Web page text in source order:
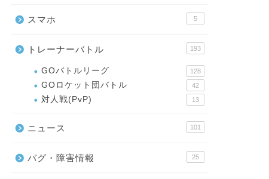
スマホ 5
トレーナーバトル 193
GOバトルリーグ 128
GOロケット団バトル 42
対人戦(PvP) 13
ニュース 101
バグ・障害情報 25